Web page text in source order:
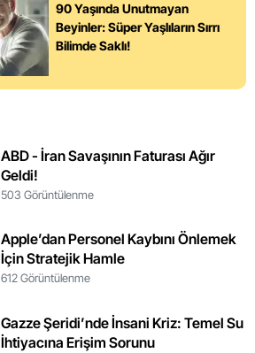
90 Yaşında Unutmayan
Beyinler: Süper Yaşlıların Sırrı
Bilimde Saklı!
ABD - İran Savaşının Faturası Ağır
Geldi!
503 Görüntülenme
Apple’dan Personel Kaybını Önlemek
İçin Stratejik Hamle
612 Görüntülenme
Gazze Şeridi’nde İnsani Kriz: Temel Su
İhtiyacına Erişim Sorunu